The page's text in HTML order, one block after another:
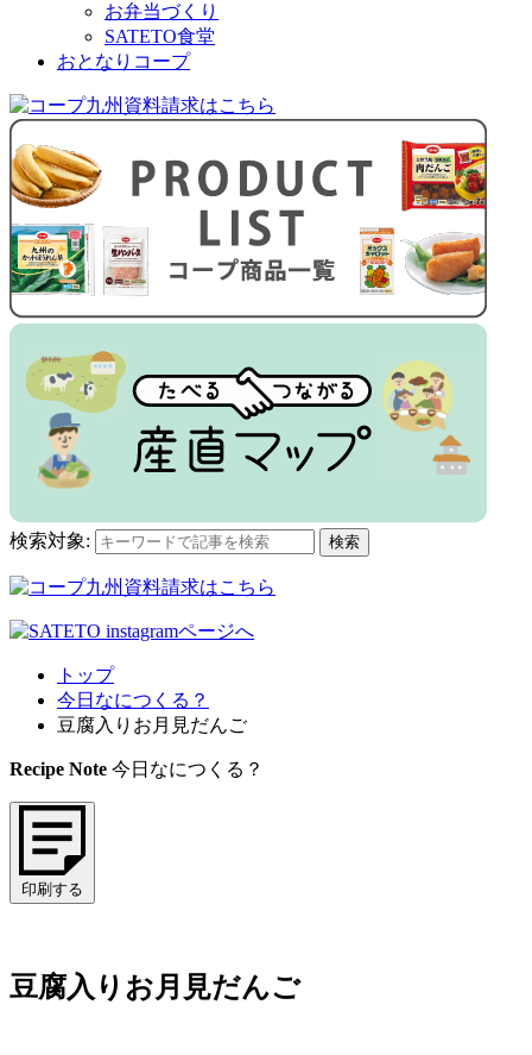
お弁当づくり
SATETO食堂
おとなりコープ
検索対象: 検索
トップ
今日なにつくる？
豆腐入りお月見だんご
Recipe Note 今日なにつくる？
印刷する
豆腐入りお月見だんご